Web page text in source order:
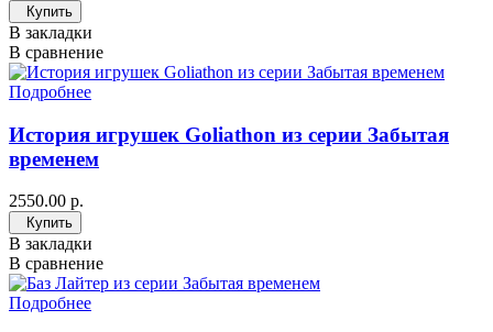
Купить
В закладки
В сравнение
Подробнее
История игрушек Goliathon из серии Забытая
временем
2550.00 р.
Купить
В закладки
В сравнение
Подробнее